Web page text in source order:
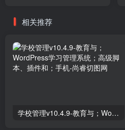
相关推荐
学校管理v10.4.9-教育与；WordPress学习管理系统；高级脚本、插件和；手机